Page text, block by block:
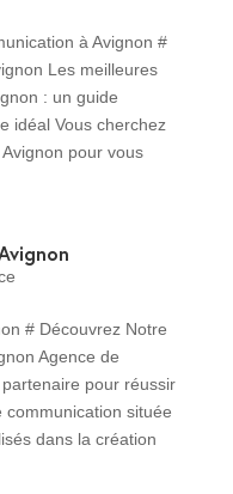
à Avignon #
Les meilleures
: un guide
idéal Vous cherchez
pour vous
# Découvrez Notre
Agence de
pour réussir
située
dans la création